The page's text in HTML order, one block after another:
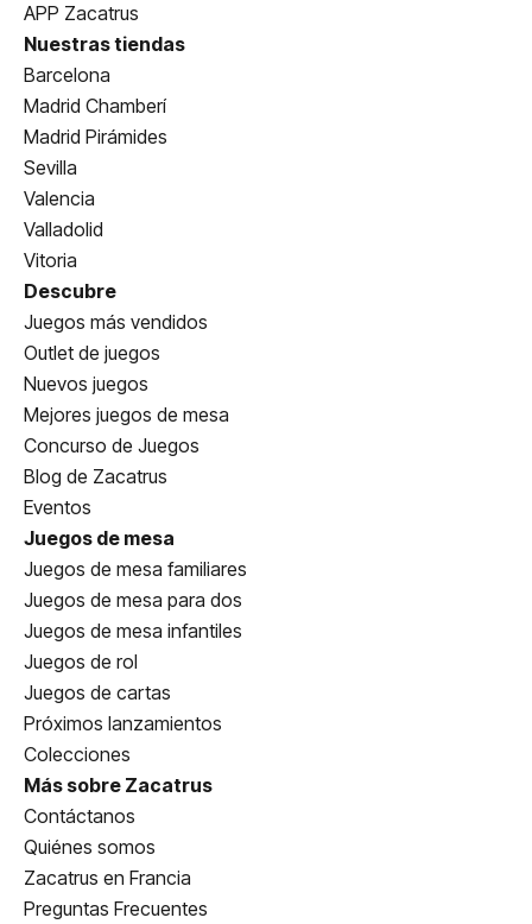
APP Zacatrus
Nuestras tiendas
Barcelona
Madrid Chamberí
Madrid Pirámides
Sevilla
Valencia
Valladolid
Vitoria
Descubre
Juegos más vendidos
Outlet de juegos
Nuevos juegos
Mejores juegos de mesa
Concurso de Juegos
Blog de Zacatrus
Eventos
Juegos de mesa
Juegos de mesa familiares
Juegos de mesa para dos
Juegos de mesa infantiles
Juegos de rol
Juegos de cartas
Próximos lanzamientos
Colecciones
Más sobre Zacatrus
Contáctanos
Quiénes somos
Zacatrus en Francia
Preguntas Frecuentes